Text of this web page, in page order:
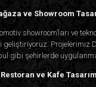
ve Showroom
showroom’ları ve
geliştiriyoruz. Projelerimiz
gibi şehirlerde
Restoran ve Kafe